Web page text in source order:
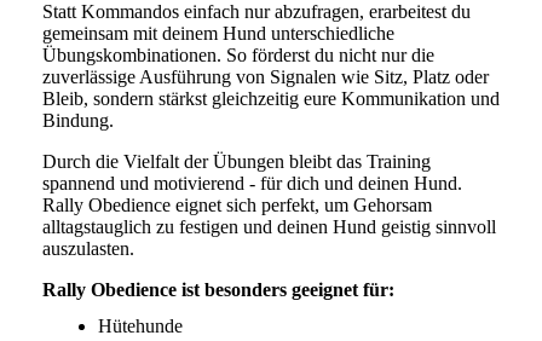
Statt Kommandos einfach nur abzufragen, erarbeitest du
gemeinsam mit deinem Hund unterschiedliche
Übungskombinationen. So förderst du nicht nur die
zuverlässige Ausführung von Signalen wie Sitz, Platz oder
Bleib, sondern stärkst gleichzeitig eure Kommunikation und
Bindung.
Durch die Vielfalt der Übungen bleibt das Training
spannend und motivierend - für dich und deinen Hund.
Rally Obedience eignet sich perfekt, um Gehorsam
alltagstauglich zu festigen und deinen Hund geistig sinnvoll
auszulasten.
Rally Obedience ist besonders geeignet für:
Hütehunde